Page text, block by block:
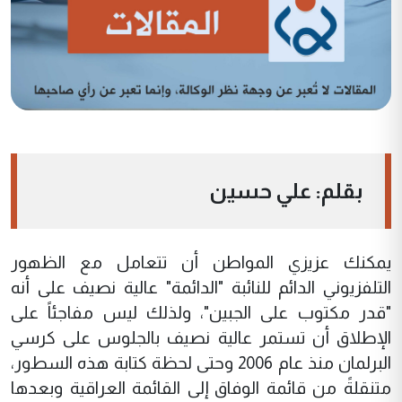
بقلم: علي حسين
يمكنك عزيزي المواطن أن تتعامل مع الظهور
التلفزيوني الدائم للنائبة "الدائمة" عالية نصيف على أنه
"قدر مكتوب على الجبين"، ولذلك ليس مفاجئاً على
الإطلاق أن تستمر عالية نصيف بالجلوس على كرسي
البرلمان منذ عام 2006 وحتى لحظة كتابة هذه السطور،
متنقلةً من قائمة الوفاق إلى القائمة العراقية وبعدها